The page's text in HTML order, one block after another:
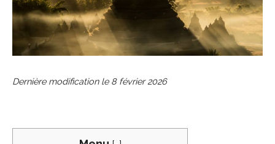
Dernière modification le 8 février 2026